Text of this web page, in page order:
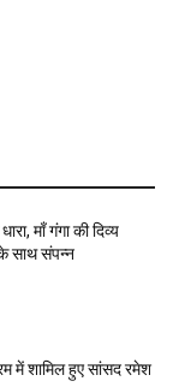
माँ गंगा की दिव्य
साथ संपन्न
में शामिल हुए सांसद रमेश